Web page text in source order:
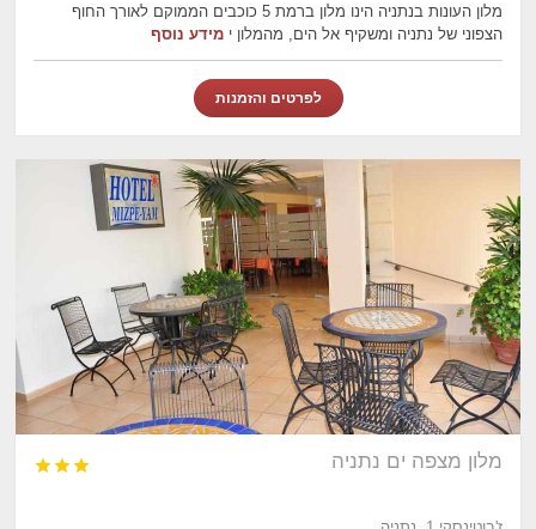
מלון העונות בנתניה הינו מלון ברמת 5 כוכבים הממוקם לאורך החוף
הצפוני של נתניה ומשקיף אל הים, מהמלון ימידע נוסף
לפרטים והזמנות
מלון מצפה ים נתניה 

